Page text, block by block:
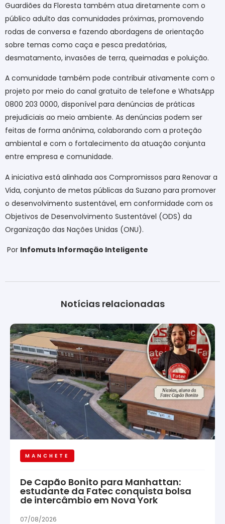
Guardiões da Floresta também atua diretamente com o
público adulto das comunidades próximas, promovendo
rodas de conversa e fazendo abordagens de orientação
sobre temas como caça e pesca predatórias,
desmatamento, invasões de terra, queimadas e poluição.
A comunidade também pode contribuir ativamente com o
projeto por meio do canal gratuito de telefone e WhatsApp
0800 203 0000, disponível para denúncias de práticas
prejudiciais ao meio ambiente. As denúncias podem ser
feitas de forma anônima, colaborando com a proteção
ambiental e com o fortalecimento da atuação conjunta
entre empresa e comunidade.
A iniciativa está alinhada aos Compromissos para Renovar a
Vida, conjunto de metas públicas da Suzano para promover
o desenvolvimento sustentável, em conformidade com os
Objetivos de Desenvolvimento Sustentável (ODS) da
Organização das Nações Unidas (ONU).
Por Infomuts Informação Inteligente
Notícias relacionadas
MANCHETE
De Capão Bonito para Manhattan:
estudante da Fatec conquista bolsa
de intercâmbio em Nova York
07/08/2026